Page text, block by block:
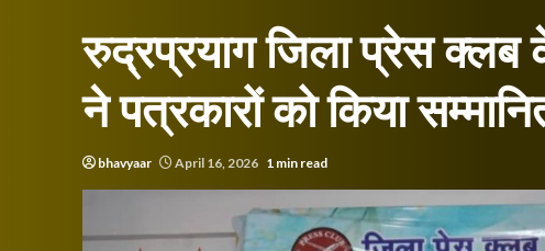
रुद्रप्रयाग जिला प्रेस क्लब
ने पत्रकारों को किया
bhavyaar April 16, 2026 1 min read